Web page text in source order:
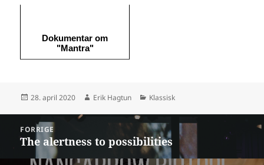
Dokumentar om
"Mantra"
Publisert
28. april 2020 Forfatter
Erik Hagtun Kategorier
Klassisk
Innleggsnavigasjon
FORRIGE
Forrige
innlegg:
The alertness to possibilities